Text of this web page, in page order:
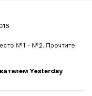
№1 - №2. Прочтите
Yesterday